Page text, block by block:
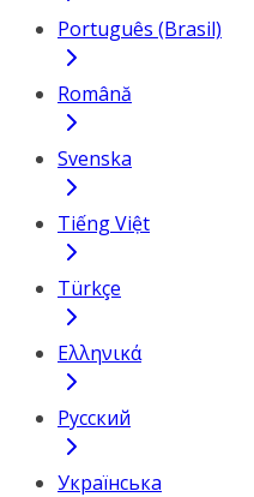
Português (Brasil)
Română
Svenska
Tiếng Việt
Türkçe
Ελληνικά
Русский
Українська